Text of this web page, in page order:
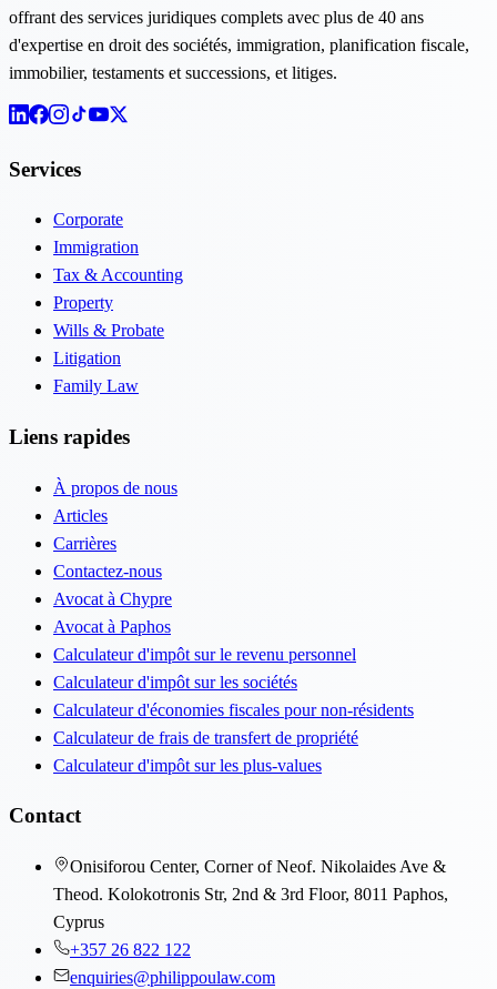
offrant des services juridiques complets avec plus de 40 ans
d'expertise en droit des sociétés, immigration, planification fiscale,
immobilier, testaments et successions, et litiges.
Services
Corporate
Immigration
Tax & Accounting
Property
Wills & Probate
Litigation
Family Law
Liens rapides
À propos de nous
Articles
Carrières
Contactez-nous
Avocat à Chypre
Avocat à Paphos
Calculateur d'impôt sur le revenu personnel
Calculateur d'impôt sur les sociétés
Calculateur d'économies fiscales pour non-résidents
Calculateur de frais de transfert de propriété
Calculateur d'impôt sur les plus-values
Contact
Onisiforou Center, Corner of Neof. Nikolaides Ave &
Theod. Kolokotronis Str, 2nd & 3rd Floor, 8011 Paphos,
Cyprus
+357 26 822 122
enquiries@philippoulaw.com